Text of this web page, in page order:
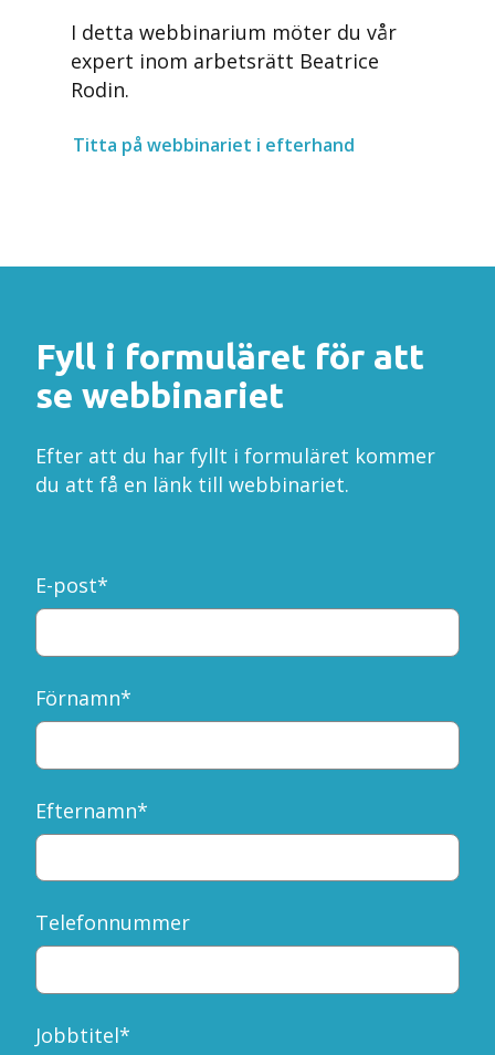
I detta webbinarium möter du vår
expert inom arbetsrätt Beatrice
Rodin.
Titta på webbinariet i efterhand
Fyll i formuläret för att
se webbinariet
Efter att du har fyllt i formuläret kommer
du att få en länk till webbinariet.
E-post*
Förnamn*
Efternamn*
Telefonnummer
Jobbtitel*